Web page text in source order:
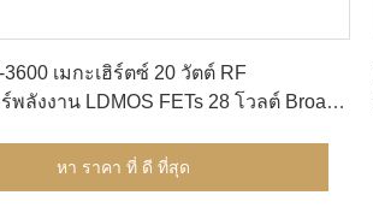
3600 เมกะเฮิร์ตซ์ 20 วัตต์ RF
พลังงาน LDMOS FETs 28 โวลต์ Broad-
หา ราคา ที่ ดี ที่สุด